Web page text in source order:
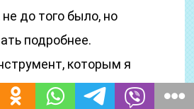
до того было, но
подробнее.
которым я